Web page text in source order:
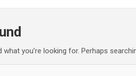
what you’re looking for. Perhaps